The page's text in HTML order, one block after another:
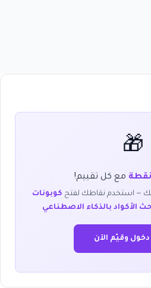
🎁
مع كل تقييم!
— استخدم نقاطك لفتح كوبونات
الأكواد بالذكاء الاصطناعي
وقيّم الآن